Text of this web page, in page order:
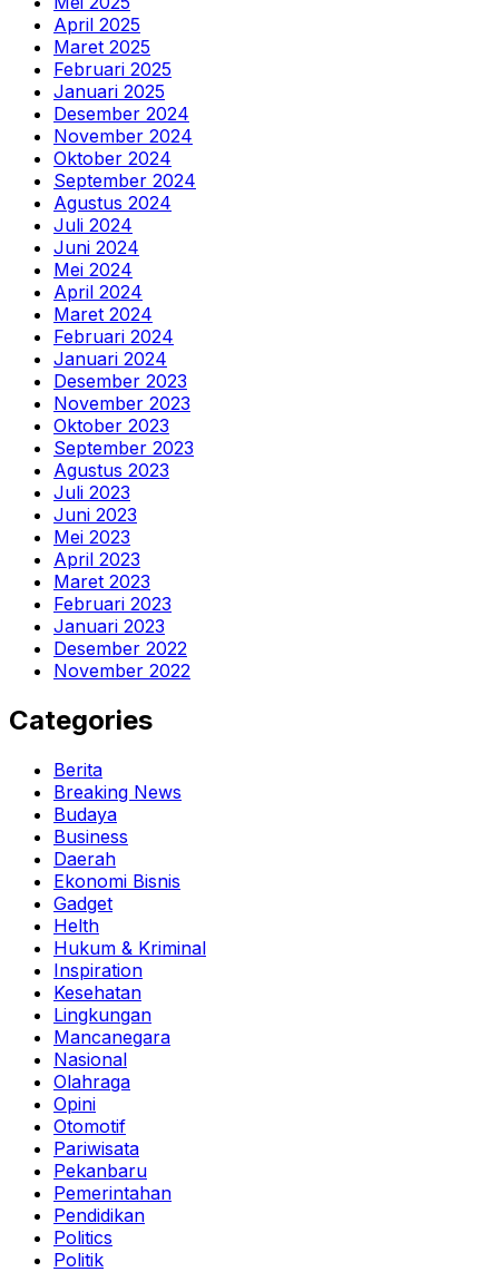
April 2025
Maret 2025
Februari 2025
Januari 2025
Desember 2024
November 2024
Oktober 2024
September 2024
Agustus 2024
Juli 2024
Juni 2024
Mei 2024
April 2024
Maret 2024
Februari 2024
Januari 2024
Desember 2023
November 2023
Oktober 2023
September 2023
Agustus 2023
Juli 2023
Juni 2023
Mei 2023
April 2023
Maret 2023
Februari 2023
Januari 2023
Desember 2022
November 2022
Categories
Berita
Breaking News
Budaya
Business
Daerah
Ekonomi Bisnis
Gadget
Helth
Hukum & Kriminal
Inspiration
Kesehatan
Lingkungan
Mancanegara
Nasional
Olahraga
Opini
Otomotif
Pariwisata
Pekanbaru
Pemerintahan
Pendidikan
Politics
Politik